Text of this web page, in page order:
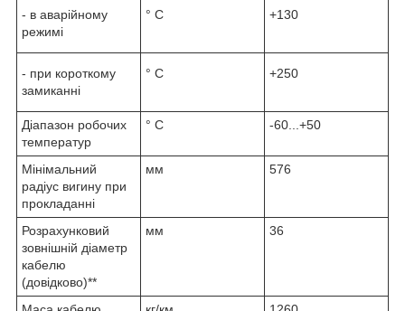
- в аварійному
режимі
° С +130
- при короткому
замиканні
° С +250
Діапазон робочих
температур
° С -60...+50
Мінімальний
радіус вигину при
прокладанні
мм 576
Розрахунковий
зовнішній діаметр
кабелю
(довідково)**
мм 36